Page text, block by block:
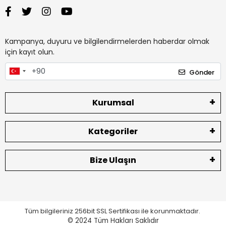
Kampanya, duyuru ve bilgilendirmelerden haberdar olmak
için kayıt olun.
Gönder
Kurumsal
Kategoriler
Bize Ulaşın
Tüm bilgileriniz 256bit SSL Sertifikası ile korunmaktadır.
© 2024 Tüm Hakları Saklıdır